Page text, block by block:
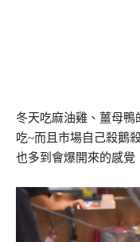
冬天吃麻油雞、薑母
吃~而且市場自己殺鵝
也多到會爆開來的感覺